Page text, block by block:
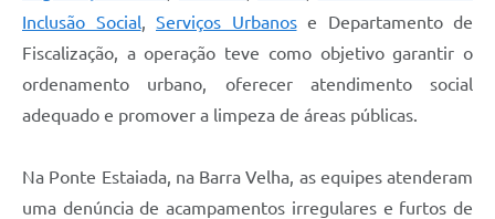
Inclusão Social, Serviços Urbanose Departamento de
Fiscalização, a operação teve como objetivo garantir o
ordenamento urbano, oferecer atendimento social
adequado e promover a limpeza de áreas públicas.
Na Ponte Estaiada, na Barra Velha, as equipes atenderam
uma denúncia de acampamentos irregulares e furtos de